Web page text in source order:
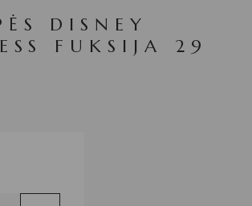
DISNEY
FUKSIJA 29